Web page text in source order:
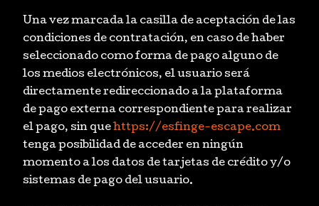
Una vez marcada la casilla de aceptación de las
condiciones de contratación, en caso de haber
seleccionado como forma de pago alguno de
los medios electrónicos, el usuario será
directamente redireccionado a la plataforma
de pago externa correspondiente para realizar
el pago, sin quehttps://esfinge-escape.com
tenga posibilidad de acceder en ningún
momento a los datos de tarjetas de crédito y/o
sistemas de pago del usuario.